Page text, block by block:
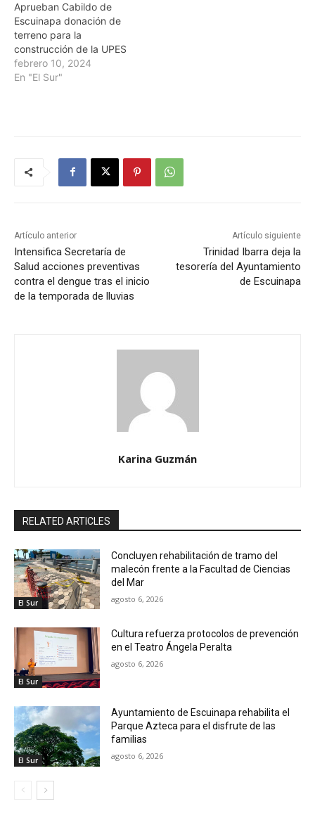
Aprueban Cabildo de
Escuinapa donación de
terreno para la
construcción de la UPES
febrero 10, 2024
En "El Sur"
Artículo anterior
Intensifica Secretaría de
Salud acciones preventivas
contra el dengue tras el inicio
de la temporada de lluvias
Artículo siguiente
Trinidad Ibarra deja la
tesorería del Ayuntamiento
de Escuinapa
Karina Guzmán
RELATED ARTICLES
El Sur
Concluyen rehabilitación de tramo del
malecón frente a la Facultad de Ciencias
del Mar
agosto 6, 2026
El Sur
Cultura refuerza protocolos de prevención
en el Teatro Ángela Peralta
agosto 6, 2026
El Sur
Ayuntamiento de Escuinapa rehabilita el
Parque Azteca para el disfrute de las
familias
agosto 6, 2026